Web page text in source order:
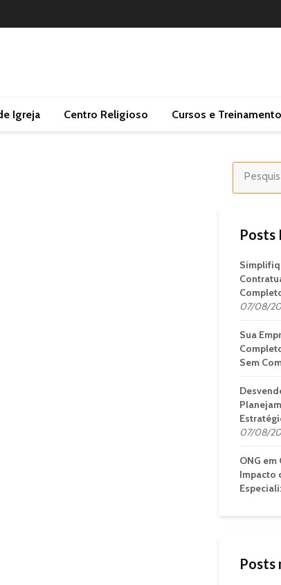
Igreja Centro Religioso Cursos e
Posts
07/08/
Sua
Sem
07/08/
ONG
Impacto
Posts